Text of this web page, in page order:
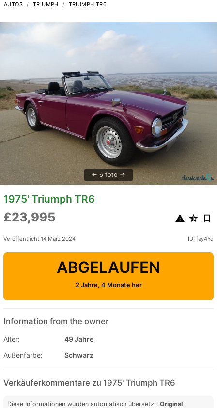
AUTOS TRIUMPH TRIUMPH TR6
6 foto
1975' Triumph TR6
£23,995
Veröffentlicht 14 März 2024 ID: fay4Yq
ABGELAUFEN
2 Jahre, 4 Monate her
Information from the owner
Alter:
49 Jahre
Außenfarbe:
Schwarz
Verkäuferkommentare zu 1975' Triumph TR6
Diese Informationen wurden automatisch übersetzt. Original